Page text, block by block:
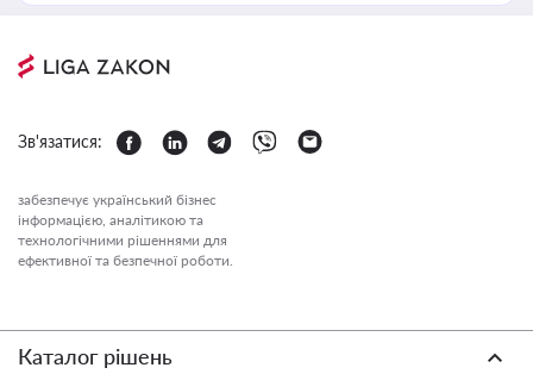
Зв'язатися:
забезпечує український бізнес
інформацією, аналітикою та
технологічними рішеннями для
ефективної та безпечної роботи.
Каталог рішень